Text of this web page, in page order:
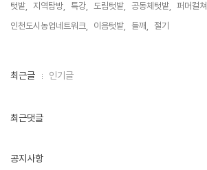
텃밭,
지역탐방, 특강, 도림텃밭, 공동체텃밭,
퍼머컬쳐,
인천도시농업네트워크,
이음텃밭, 들깨, 절기,
최
인
최근글 인기글
최근댓글
공지사항